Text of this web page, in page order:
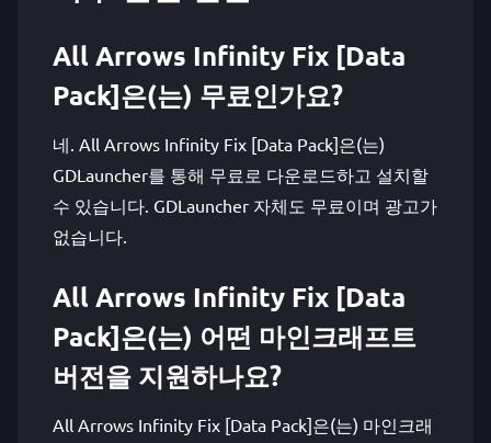
All Arrows Infinity Fix [Data
Pack]은(는) 무료인가요?
네. All Arrows Infinity Fix [Data Pack]은(는)
GDLauncher를 통해 무료로 다운로드하고 설치할
수 있습니다. GDLauncher 자체도 무료이며 광고가
없습니다.
All Arrows Infinity Fix [Data
Pack]은(는) 어떤 마인크래프트
버전을 지원하나요?
All Arrows Infinity Fix [Data Pack]은(는) 마인크래